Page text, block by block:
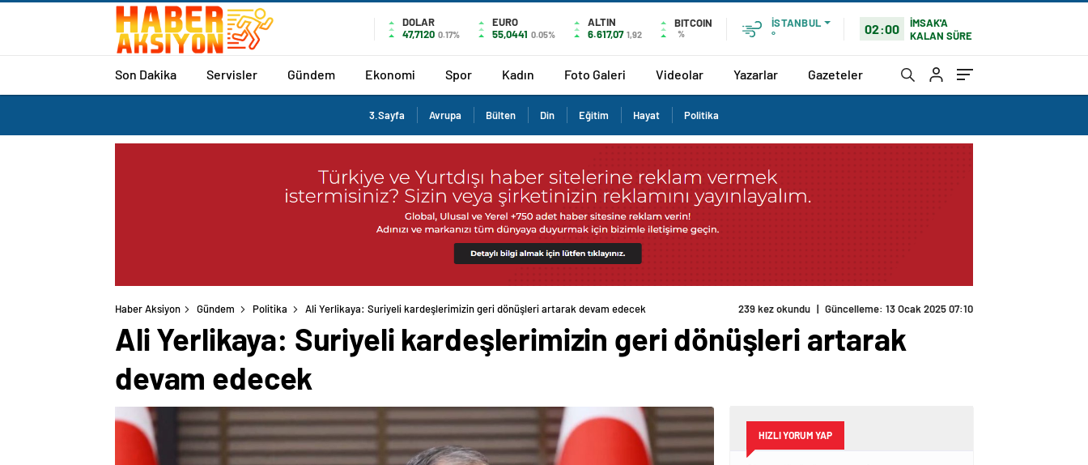
DOLAR
47,7120 0.17%
EURO
55,0441 0.05%
ALTIN
6.617,07 1,92
BITCOIN
%
İSTANBUL
°
02:00
İMSAK'A
KALAN SÜRE
Son Dakika Servisler Gündem Ekonomi Spor Kadın Foto Galeri Videolar Yazarlar Gazeteler
3.Sayfa Avrupa Bülten Din Eğitim Hayat Politika
Haber Aksiyon Gündem Politika Ali Yerlikaya: Suriyeli kardeşlerimizin geri dönüşleri artarak devam edecek 239 kez okundu | Güncelleme: 13 Ocak 2025 07:10
Ali Yerlikaya: Suriyeli kardeşlerimizin geri dönüşleri artarak
devam edecek
HIZLI YORUM YAP